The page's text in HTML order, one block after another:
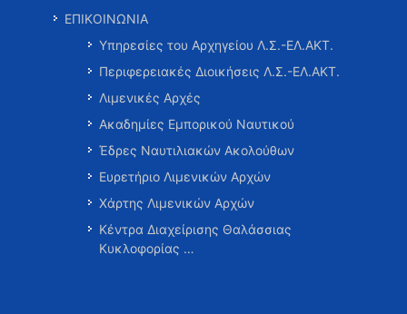
ΕΠΙΚΟΙΝΩΝΙΑ
Υπηρεσίες του Αρχηγείου Λ.Σ.-ΕΛ.ΑΚΤ.
Περιφερειακές Διοικήσεις Λ.Σ.-ΕΛ.ΑΚΤ.
Λιμενικές Αρχές
Ακαδημίες Εμπορικού Ναυτικού
Έδρες Ναυτιλιακών Ακολούθων
Ευρετήριο Λιμενικών Αρχών
Χάρτης Λιμενικών Αρχών
Κέντρα Διαχείρισης Θαλάσσιας
Κυκλοφορίας …